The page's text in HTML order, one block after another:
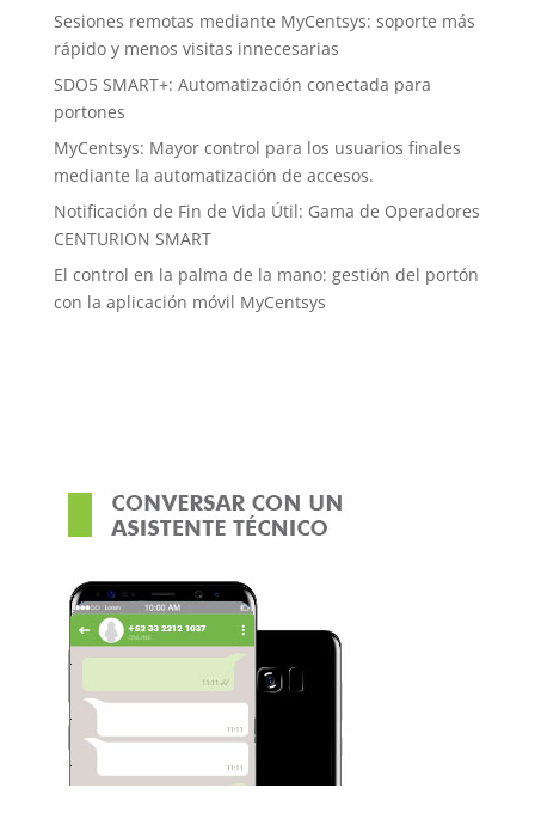
Sesiones remotas mediante MyCentsys: soporte más
rápido y menos visitas innecesarias
SDO5 SMART+: Automatización conectada para
portones
MyCentsys: Mayor control para los usuarios finales
mediante la automatización de accesos.
Notificación de Fin de Vida Útil: Gama de Operadores
CENTURION SMART
El control en la palma de la mano: gestión del portón
con la aplicación móvil MyCentsys